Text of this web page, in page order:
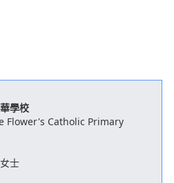
學校
Flower's Catholic Primary
士